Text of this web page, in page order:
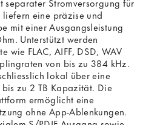
eine präzise und
mit einer Ausgangsleistung
Unterstützt werden
wie FLAC, AIFF, DSD, WAV
von bis zu 384 kHz.
lokal über eine
zu 2 TB Kapazität. Die
ermöglicht eine
ohne App-Ablenkungen.